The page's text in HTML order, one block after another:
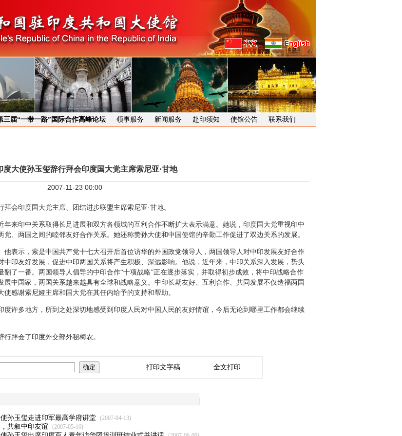
三届“一带一路”国际合作高峰论坛 领事服务 新闻服务 赴印须知 使馆公告 联系我们
度大使孙玉玺辞行拜会印度国大党主席索尼亚·甘地
2007-11-23 00:00
印度国大党主席、团结进步联盟主席索尼亚·甘地。
印中关系取得长足进展和双方各领域的互利合作不断扩大表示满意。她说，印度国大党重视印中
、两国之间的睦邻友好合作关系。她还称赞孙大使和中国使馆的辛勤工作促进了双边关系的发展。
示，索是中国共产党十七大召开后首位访华的外国政党领导人，两国领导人对中印发展友好合作
印友好发展，促进中印两国关系将产生积极、深远影响。他说，近年来，中印关系深入发展，势头
了一番。两国领导人倡导的中印合作“十项战略”正在逐步落实，并取得初步成效，将中印战略合作
中国家，两国关系越来越具有全球和战略意义。中印长期友好、互利合作、共同发展不仅造福两国
感谢索尼娅主席和国大党在其任内给予的支持和帮助。
多地方，所到之处深切地感受到印度人民对中国人民的友好情谊，今后无论到哪里工作都会继续
拜会了印度外交部外秘梅农。
打印文字稿 全文打印
孙玉玺走进印军最高学府讲堂 (2007-04-13)
共叙中印友谊 (2007-05-16)